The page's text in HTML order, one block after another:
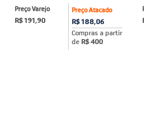
Preço Atacado
R$ 188,06
Compras a partir
de R$ 400
Preço Varejo
R$ 191,90